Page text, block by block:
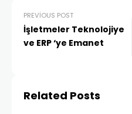
PREVIOUS POST
İşletmeler Teknolojiye
ve ERP ‘ye Emanet
Related Posts